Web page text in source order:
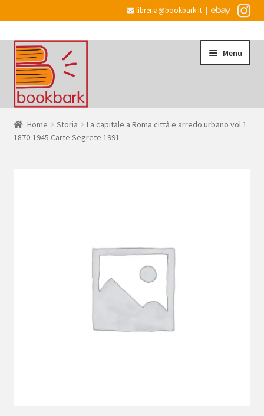
libreria@bookbark.it |
Vai
alla
navigazione
Vai
al
contenuto
Menu
HomeHome Storia
La capitale a Roma città e arredo urbano vol.1
1870-1945 Carte Segrete 1991